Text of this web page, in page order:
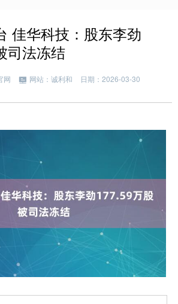
佳华科技：股东李劲
司法冻结
网 网站：诚利和
日期：2026-03-30